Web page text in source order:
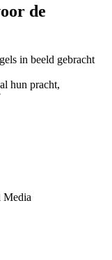
de
in beeld gebracht
hun pracht,
Media